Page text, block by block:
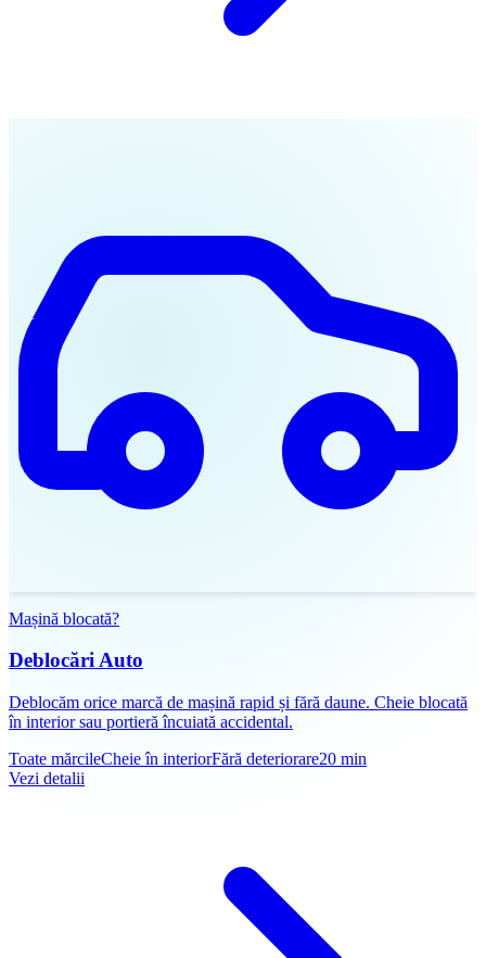
Mașină blocată?
Deblocări Auto
Deblocăm orice marcă de mașină rapid și fără daune. Cheie blocată
în interior sau portieră încuiată accidental.
Toate mărcileCheie în interiorFără deteriorare20 min
Vezi detalii